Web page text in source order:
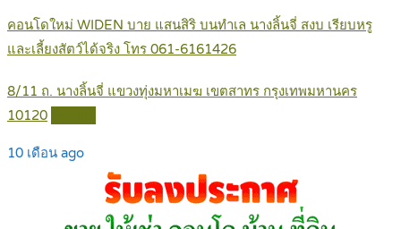
คอนโดใหม่ WIDEN บาย แสนสิริ บนทำเล นางลิ้นจี่ สงบ เรียบหรู
และเลี้ยงสัตว์ได้จริง โทร 061-6161426
8/11 ถ. นางลิ้นจี่ แขวงทุ่งมหาเมฆ เขตสาทร กรุงเทพมหานคร
10120
10 เดือน ago